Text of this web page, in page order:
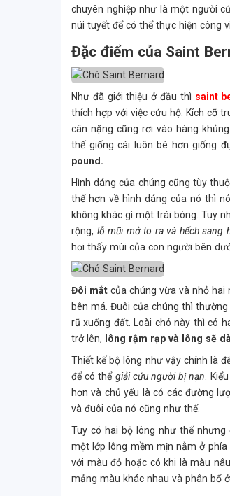
chuyên nghiệp như là một người
núi tuyết để có thể thực hiện công
Đặc điểm của Saint
Như đã giới thiệu ở đầu thì saint
thích hợp với việc cứu hộ. Kích cỡ
cân nặng cũng rơi vào hàng
thế giống cái luôn bé hơn giống
pound.
Hình dáng của chúng cũng tùy
thể hơn về hình dáng của nó thì
không khác gì một trái bóng. Tuy
rộng, lỗ mũi mở to ra và hếch sang
hơi thấy mùi của con người bên
Đôi mắt của chúng vừa và nhỏ hai
bên má. Đuôi của chúng thì
rũ xuống đất. Loài chó này thì có
trở lên,
lông rậm rạp và lông sẽ
Thiết kế bộ lông như vậy chính là
để có thể giải cứu người bị nạn .
hơn và chủ yếu là có các đường
và đuôi của nó cũng như thế.
Tuy có hai bộ lông như thế
một lớp lông mềm mịn nằm ở
với màu đỏ hoặc có khi là màu
mảng màu khác nhau và phân bổ